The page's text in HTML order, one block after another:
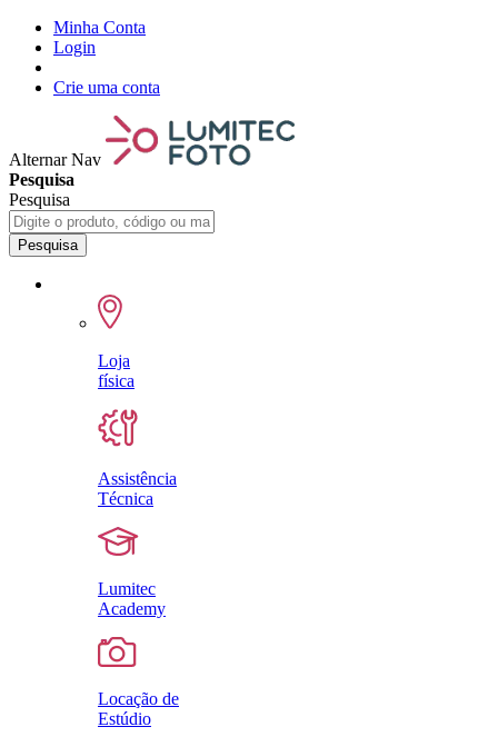
Minha Conta
Login
Crie uma conta
Alternar Nav
Pesquisa
Pesquisa
Pesquisa
Loja
física
Assistência
Técnica
Lumitec
Academy
Locação de
Estúdio